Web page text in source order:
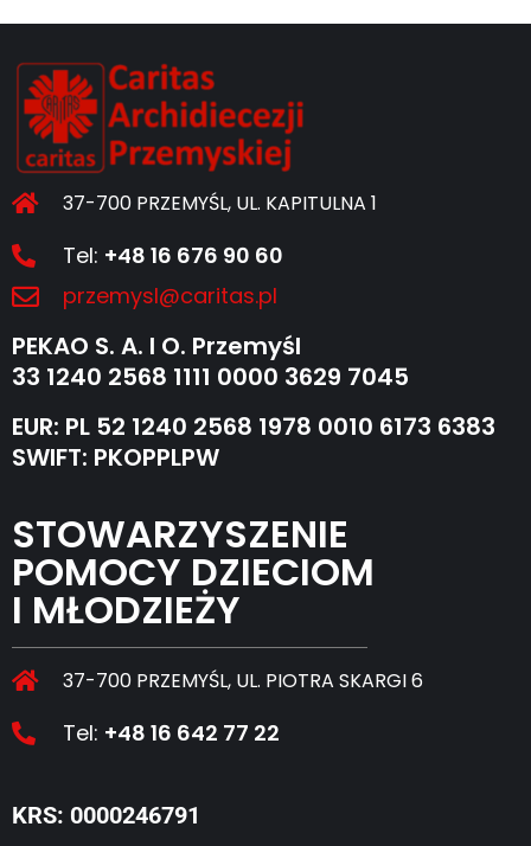
37-700 PRZEMYŚL, UL. KAPITULNA 1
Tel: +48 16 676 90 60
przemysl@caritas.pl
PEKAO S. A. I O. Przemyśl
33 1240 2568 1111 0000 3629 7045
EUR: PL 52 1240 2568 1978 0010 6173 6383
SWIFT: PKOPPLPW
STOWARZYSZENIE
POMOCY DZIECIOM
I MŁODZIEŻY
37-700 PRZEMYŚL, UL. PIOTRA SKARGI 6
Tel: +48 16 642 77 22
KRS: 0000246791